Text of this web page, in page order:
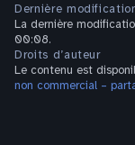
Dernière
La dernière
00:08.
Droits d’auteur
Le contenu est
non commercial –